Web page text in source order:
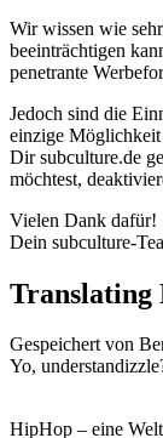
Wir wissen wie
beeinträchtigen
penetrante
Jedoch sind die
einzige Möglichkeit
Dir subculture.de
möchtest,
Vielen Dank dafür!
Dein subculture-
Translating
Gespeichert von
Yo,
HipHop – eine